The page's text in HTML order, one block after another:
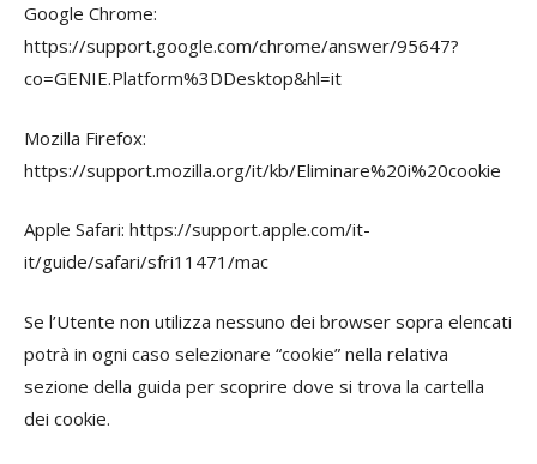
Google Chrome:
https://support.google.com/chrome/answer/95647?
co=GENIE.Platform%3DDesktop&hl=it
Mozilla Firefox:
https://support.mozilla.org/it/kb/Eliminare%20i%20cookie
Apple Safari: https://support.apple.com/it-
it/guide/safari/sfri11471/mac
Se l’Utente non utilizza nessuno dei browser sopra elencati
potrà in ogni caso selezionare “cookie” nella relativa
sezione della guida per scoprire dove si trova la cartella
dei cookie.